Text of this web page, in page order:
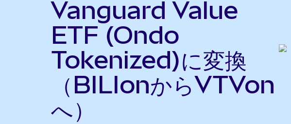
Vanguard Value
ETF (Ondo
Tokenized)に変換
（BILIonからVTVon
へ）